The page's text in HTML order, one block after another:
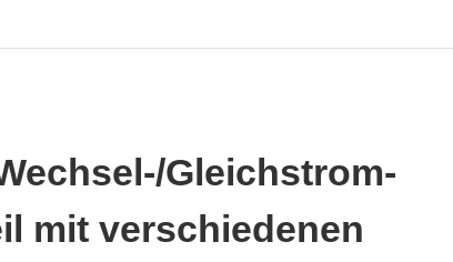
Gleichstrom-
mit verschiedenen